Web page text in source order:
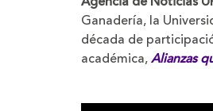
Ganadería, la
década de
académica,Alianzas